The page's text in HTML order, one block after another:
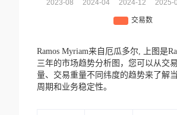
Ramos Myriam来自厄瓜多尔,
上图是
三年的市场趋势分析图，您可以从交
量、交易重量不同纬度的趋势来了解
周期和业务稳定性。